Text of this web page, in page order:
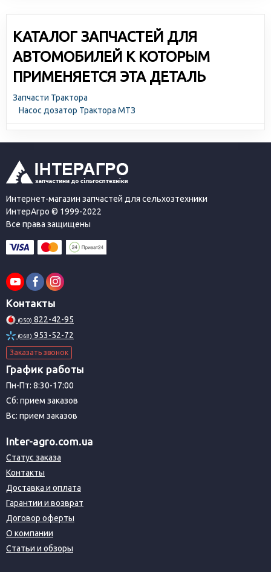
КАТАЛОГ ЗАПЧАСТЕЙ ДЛЯ
АВТОМОБИЛЕЙ К КОТОРЫМ
ПРИМЕНЯЕТСЯ ЭТА ДЕТАЛЬ
Запчасти Трактора
Насос дозатор Трактора МТЗ
Интернет-магазин запчастей для сельхозтехники
ИнтерАгро © 1999-2022
Все права защищены
Контакты
(050) 822-42-95
(068) 953-52-72
Заказать звонок
График работы
Пн-Пт: 8:30-17:00
Сб: прием заказов
Вс: прием заказов
Inter-agro.com.ua
Статус заказа
Контакты
Доставка и оплата
Гарантии и возврат
Договор оферты
О компании
Статьи и обзоры